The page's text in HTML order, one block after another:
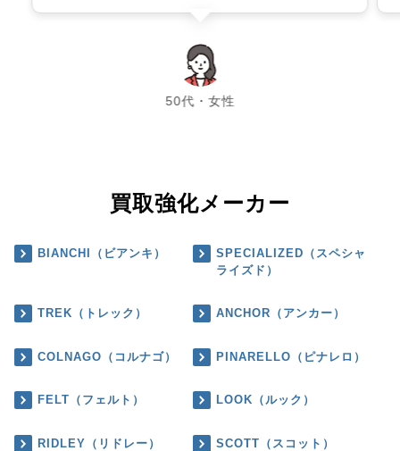
50代・女性
chevron_left chevron_right
買取強化メーカー
BIANCHI（ビアンキ）
SPECIALIZED（スペシャ
ライズド）
TREK（トレック） ANCHOR（アンカー）
COLNAGO（コルナゴ） PINARELLO（ピナレロ）
FELT（フェルト） LOOK（ルック）
RIDLEY（リドレー） SCOTT（スコット）